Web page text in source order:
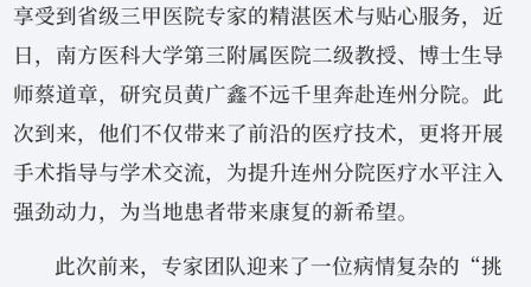
享受到省级三甲医院专家的精湛医术与贴心服务，近
日，南方医科大学第三附属医院二级教授、博士生导
师蔡道章，研究员黄广鑫不远千里奔赴连州分院。此
次到来，他们不仅带来了前沿的医疗技术，更将开展
手术指导与学术交流，为提升连州分院医疗水平注入
强劲动力，为当地患者带来康复的新希望。
此次前来，专家团队迎来了一位病情复杂的“挑